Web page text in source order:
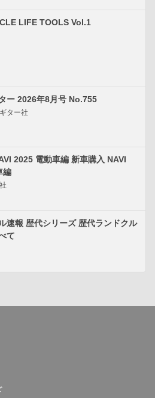
LIFE TOOLS Vol.1
ー 2026年8月号 No.755
ター社
2025 電動車編 新車購入 NAVI
編
速報 歴代シリーズ 歴代ランドクル
て